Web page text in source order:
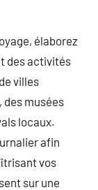
élaborez
des activités
villes
des musées
locaux.
afin
vos
sur une